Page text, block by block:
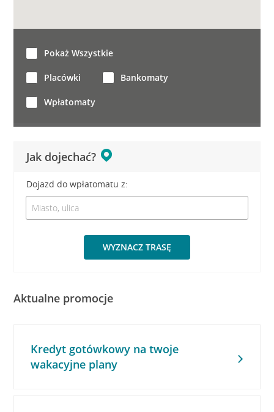
Jak dojechać?
Dojazd do wpłatomatu z:
WYZNACZ TRASĘ
Pokaż Wszystkie
Placówki Bankomaty
Wpłatomaty
Aktualne promocje
Kredyt gotówkowy na twoje
wakacyjne plany